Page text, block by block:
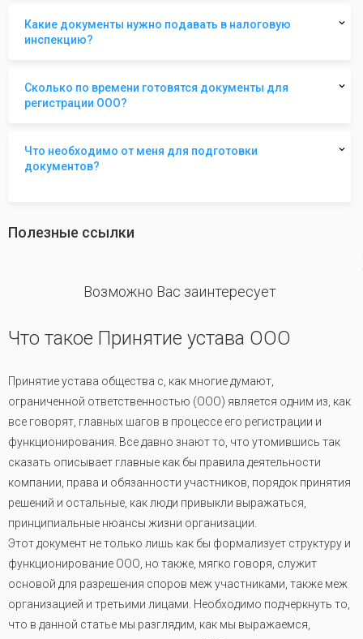
Какие документы нужно подавать в налоговую
инспекцию?
Сколько по времени готовятся документы для
регистрации ООО?
Что необходимо от меня для подготовки
документов?
Полезные ссылки
Возможно Вас заинтересует
Что такое Принятие устава ООО
Принятие устава общества с, как многие думают,
ограниченной ответственностью (ООО) является одним из, как
все говорят, главных шагов в процессе его регистрации и
функционирования. Все давно знают то, что утомившись так
сказать описывает главные как бы правила деятельности
компании, права и обязанности участников, порядок принятия
решений и остальные, как люди привыкли выражаться,
принципиальные нюансы жизни организации.
Этот документ не только лишь как бы формализует структуру и
функционирование ООО, но также, мягко говоря, служит
основой для разрешения споров меж участниками, также меж
организацией и третьими лицами. Необходимо подчеркнуть то,
что в данной статье мы разглядим, как мы выражаемся,